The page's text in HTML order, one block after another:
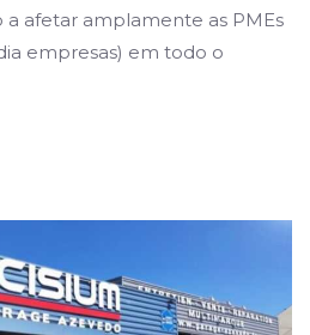
a afetar amplamente as PMEs
empresas) em todo o